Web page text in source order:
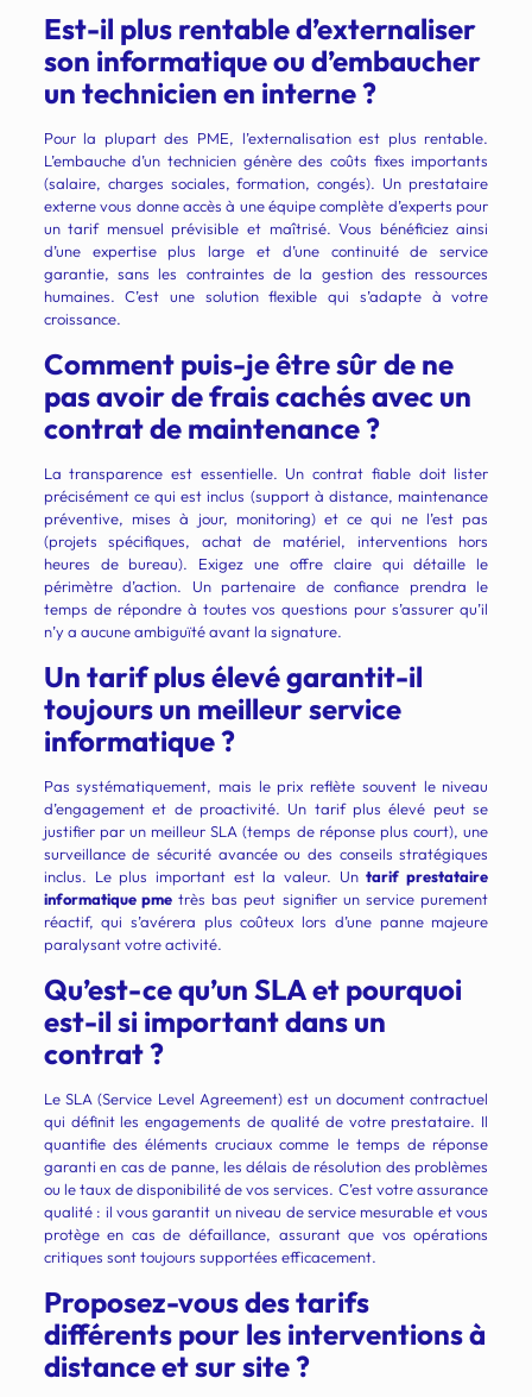
Est-il plus rentable d’externaliser
son informatique ou d’embaucher
un technicien en interne ?
Pour la plupart des PME, l’externalisation est plus rentable.
L’embauche d’un technicien génère des coûts fixes importants
(salaire, charges sociales, formation, congés). Un prestataire
externe vous donne accès à une équipe complète d’experts pour
un tarif mensuel prévisible et maîtrisé. Vous bénéficiez ainsi
d’une expertise plus large et d’une continuité de service
garantie, sans les contraintes de la gestion des ressources
humaines. C’est une solution flexible qui s’adapte à votre
croissance.
Comment puis-je être sûr de ne
pas avoir de frais cachés avec un
contrat de maintenance ?
La transparence est essentielle. Un contrat fiable doit lister
précisément ce qui est inclus (support à distance, maintenance
préventive, mises à jour, monitoring) et ce qui ne l’est pas
(projets spécifiques, achat de matériel, interventions hors
heures de bureau). Exigez une offre claire qui détaille le
périmètre d’action. Un partenaire de confiance prendra le
temps de répondre à toutes vos questions pour s’assurer qu’il
n’y a aucune ambiguïté avant la signature.
Un tarif plus élevé garantit-il
toujours un meilleur service
informatique ?
Pas systématiquement, mais le prix reflète souvent le niveau
d’engagement et de proactivité. Un tarif plus élevé peut se
justifier par un meilleur SLA (temps de réponse plus court), une
surveillance de sécurité avancée ou des conseils stratégiques
inclus. Le plus important est la valeur. Untarif prestataire
informatique pmetrès bas peut signifier un service purement
réactif, qui s’avérera plus coûteux lors d’une panne majeure
paralysant votre activité.
Qu’est-ce qu’un SLA et pourquoi
est-il si important dans un
contrat ?
Le SLA (Service Level Agreement) est un document contractuel
qui définit les engagements de qualité de votre prestataire. Il
quantifie des éléments cruciaux comme le temps de réponse
garanti en cas de panne, les délais de résolution des problèmes
ou le taux de disponibilité de vos services. C’est votre assurance
qualité : il vous garantit un niveau de service mesurable et vous
protège en cas de défaillance, assurant que vos opérations
critiques sont toujours supportées efficacement.
Proposez-vous des tarifs
différents pour les interventions à
distance et sur site ?